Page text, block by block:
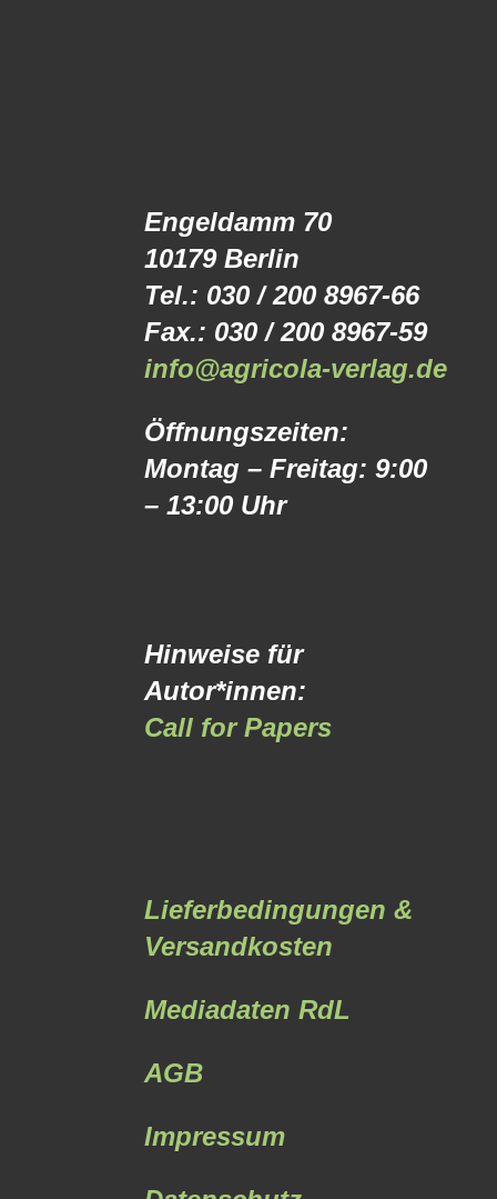
Engeldamm 70
10179 Berlin
Tel.: 030 / 200 8967-66
Fax.: 030 / 200 8967-59
info@agricola-verlag.de
Öffnungszeiten:
Montag – Freitag: 9:00
– 13:00 Uhr
Hinweise für
Autor*innen:
Call for Papers
Lieferbedingungen &
Versandkosten
Mediadaten RdL
AGB
Impressum